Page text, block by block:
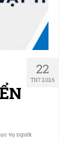
22
TH7 2026
vụ người